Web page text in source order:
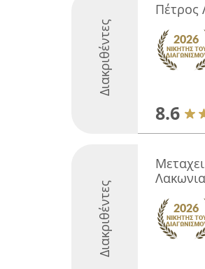
Διακριθέντες
Πέτρος
8.6
Διακριθέντες